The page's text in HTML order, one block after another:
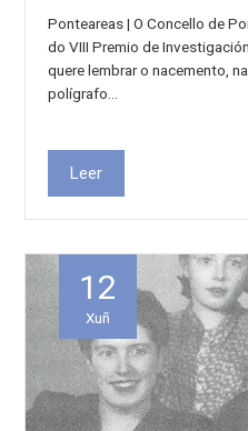
Ponteareas | O Concello de
do VIII Premio de
quere lembrar o nacemento,
polígrafo…
Leer
12
Xuñ